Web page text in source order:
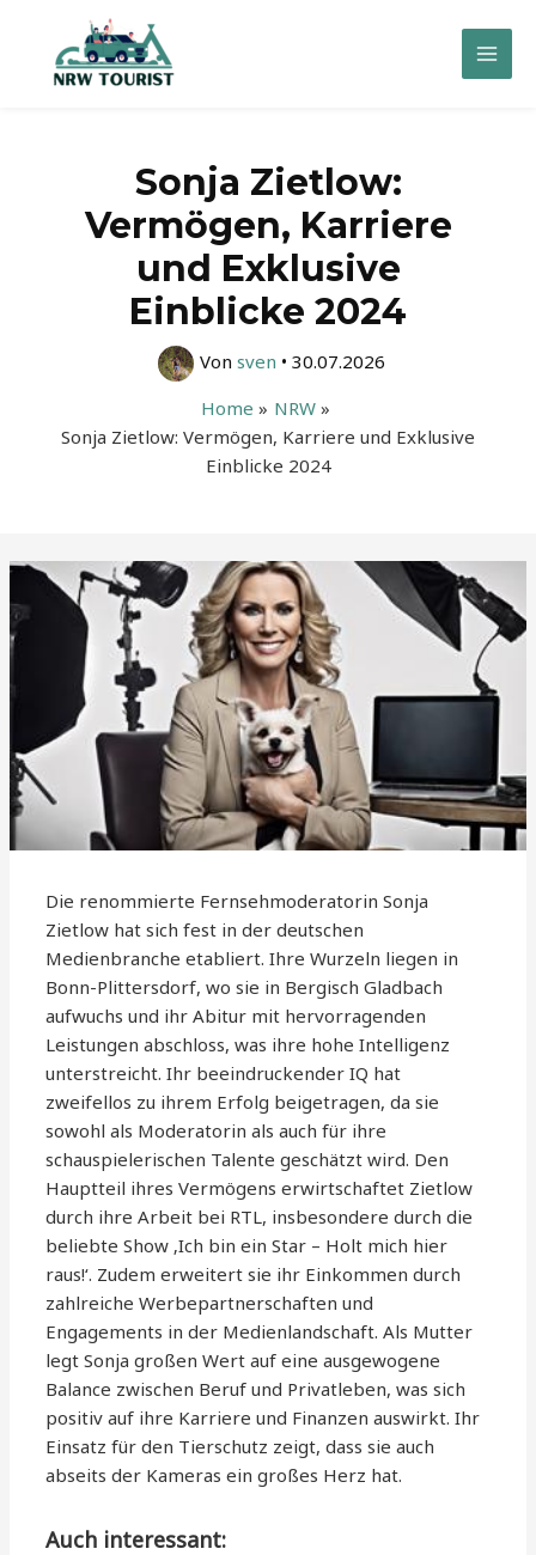
springen
Main
Sonja Zietlow:
Vermögen, Karriere
und Exklusive
Einblicke 2024
Von sven • 30.07.2026
Home
NRW
Sonja Zietlow: Vermögen, Karriere und Exklusive
Einblicke 2024
Die renommierte Fernsehmoderatorin Sonja
Zietlow hat sich fest in der deutschen
Medienbranche etabliert. Ihre Wurzeln liegen in
Bonn-Plittersdorf, wo sie in Bergisch Gladbach
aufwuchs und ihr Abitur mit hervorragenden
Leistungen abschloss, was ihre hohe Intelligenz
unterstreicht. Ihr beeindruckender IQ hat
zweifellos zu ihrem Erfolg beigetragen, da sie
sowohl als Moderatorin als auch für ihre
schauspielerischen Talente geschätzt wird. Den
Hauptteil ihres Vermögens erwirtschaftet Zietlow
durch ihre Arbeit bei RTL, insbesondere durch die
beliebte Show ‚Ich bin ein Star – Holt mich hier
raus!‘. Zudem erweitert sie ihr Einkommen durch
zahlreiche Werbepartnerschaften und
Engagements in der Medienlandschaft. Als Mutter
legt Sonja großen Wert auf eine ausgewogene
Balance zwischen Beruf und Privatleben, was sich
positiv auf ihre Karriere und Finanzen auswirkt. Ihr
Einsatz für den Tierschutz zeigt, dass sie auch
abseits der Kameras ein großes Herz hat.
Auch interessant: